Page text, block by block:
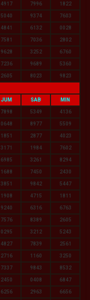
4917 7996 1822
5040 9374 7603
4841 6132 0028
7581 7036 2802
9628 3252 6760
7236 9689 5360
2605 8023 9823
JUM SAB MIN
7898 5349 4136
0648 8977 5509
1851 2877 4023
3171 1984 7602
6985 3261 8294
1688 7450 2430
3851 9842 5447
1908 4715 1811
9240 6316 6763
7576 8389 2605
0295 3212 5243
4827 7839 2561
2716 1160 3250
7337 9843 8532
2450 0408 6847
6256 2963 6656